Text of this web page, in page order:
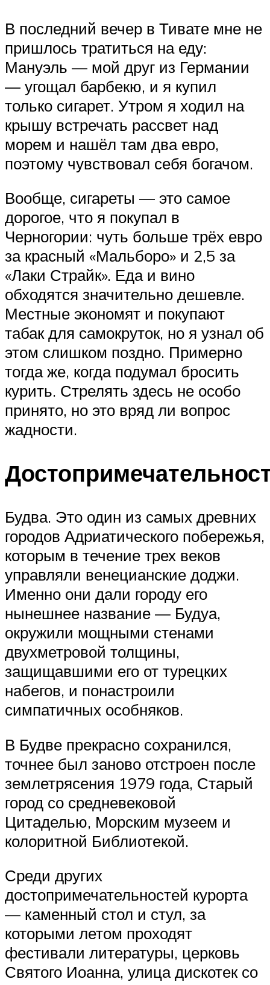
В последний вечер в Тивате мне не
пришлось тратиться на еду:
Мануэль — мой друг из Германии
— угощал барбекю, и я купил
только сигарет. Утром я ходил на
крышу встречать рассвет над
морем и нашёл там два евро,
поэтому чувствовал себя богачом.
Вообще, сигареты — это самое
дорогое, что я покупал в
Черногории: чуть больше трёх евро
за красный «Мальборо» и 2,5 за
«Лаки Страйк». Еда и вино
обходятся значительно дешевле.
Местные экономят и покупают
табак для самокруток, но я узнал об
этом слишком поздно. Примерно
тогда же, когда подумал бросить
курить. Стрелять здесь не особо
принято, но это вряд ли вопрос
жадности.
Будва. Это один из самых древних
городов Адриатического побережья,
которым в течение трех веков
управляли венецианские доджи.
Именно они дали городу его
нынешнее название — Будуа,
окружили мощными стенами
двухметровой толщины,
защищавшими его от турецких
набегов, и понастроили
симпатичных особняков.
В Будве прекрасно сохранился,
точнее был заново отстроен после
землетрясения 1979 года, Старый
город со средневековой
Цитаделью, Морским музеем и
колоритной Библиотекой.
Среди других
достопримечательностей курорта
— каменный стол и стул, за
которыми летом проходят
фестивали литературы, церковь
Святого Иоанна, улица дискотек со